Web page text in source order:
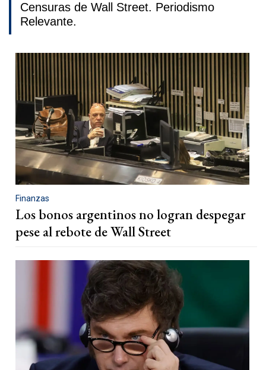
Censuras de Wall Street. Periodismo
Relevante.
Finanzas
Los bonos argentinos no logran despegar
pese al rebote de Wall Street